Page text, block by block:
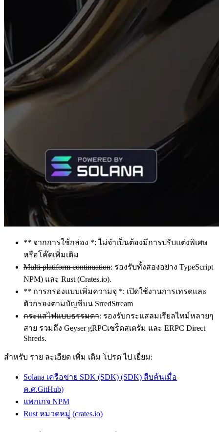
** จากการใช้กล่อง *: ไม่จําเป็นต้องมีการปรับแต่งพิเศษ
หรือโค๊ดเพิ่มเติม
Multi-platiform continuation: รองรับทั้งสองอย่าง TypeScript
NPM) และ Rust (Crates.io).
** การกรองแบบเพิ่มความจุ *: เปิดใช้งานการเทรดและ
ตัวกรองตามบัญชีบน SrredStream
กระแสไฟแบบธรรมดา: รองรับกระแสลมเรียลไทม์หลายๆ
สาย รวมถึง Geyser gRPCเชร็ดสเตรัม และ ERPC Direct
Shreds.
สําหรับ ราย ละเอียด เพิ่ม เติม โปรด ไป เยี่ยม:
Solana เครือข่าย SDK (SDK) (SDK) สืบค้นเมื่อ
ค.ศ.GitHub)
แพกเกจ NPM
Rust หมวดหมู่ (crates.io)